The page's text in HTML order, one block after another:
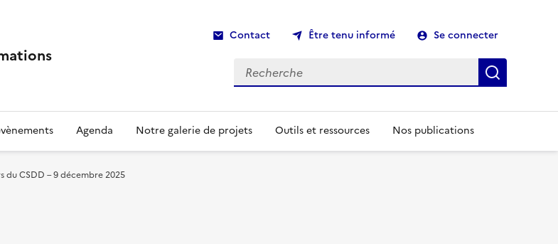
Contact Être tenu informé Se connecter
Recherche
Agenda Notre galerie de projets Outils et ressources Nos publications
du CSDD – 9 décembre 2025